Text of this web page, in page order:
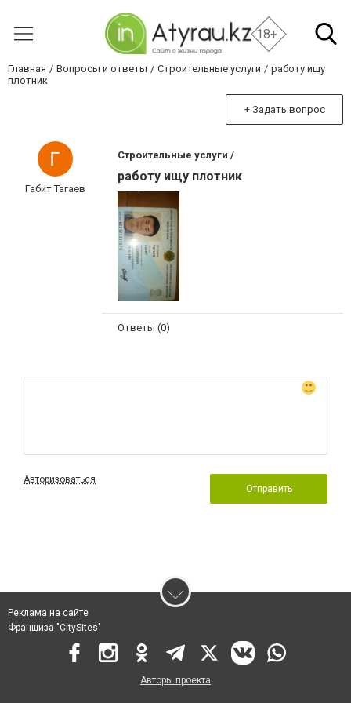
18+
Главная Вопросы и ответы Строительные услуги
работу ищу
плотник
+ Задать вопрос
Габит Тагаев
Строительные услуги /
работу ищу плотник
Ответы (0)
Авторизоваться
Отправить
Реклама на сайте
Франшиза "CitySites"
Авторы проекта